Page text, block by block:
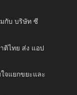
กับ บริษัท ซี
ติไทย ส่ง แอป
จแยกขยะและ